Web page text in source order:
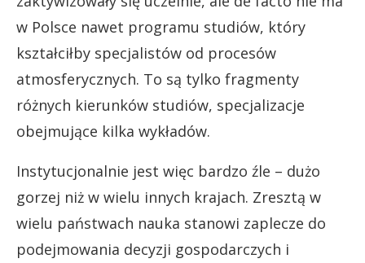
w Polsce nawet programu studiów, który
kształciłby specjalistów od procesów
atmosferycznych. To są tylko fragmenty
różnych kierunków studiów, specjalizacje
obejmujące kilka wykładów.
Instytucjonalnie jest więc bardzo źle – dużo
gorzej niż w wielu innych krajach. Zresztą w
wielu państwach nauka stanowi zaplecze do
podejmowania decyzji gospodarczych i